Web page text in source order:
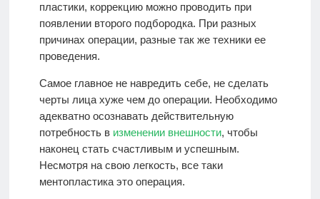
пластики, коррекцию можно проводить при
появлении второго подбородка. При разных
причинах операции, разные так же техники ее
проведения.
Самое главное не навредить себе, не сделать
черты лица хуже чем до операции. Необходимо
адекватно осознавать действительную
потребность в изменении внешности, чтобы
наконец стать счастливым и успешным.
Несмотря на свою легкость, все таки
ментопластика это операция.